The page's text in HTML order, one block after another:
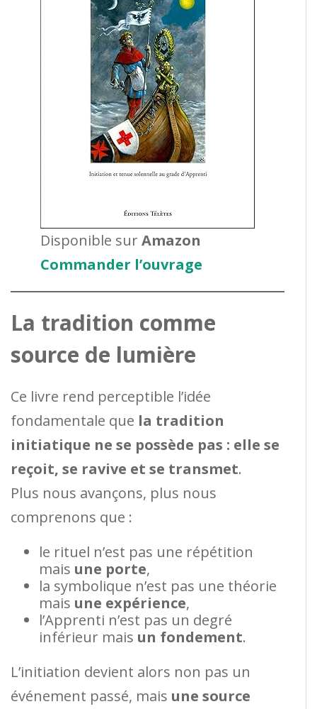
Disponible sur Amazon
Commander l’ouvrage
La tradition comme
source de lumière
Ce livre rend perceptible l’idée
fondamentale que la tradition
initiatique ne se possède pas : elle se
reçoit, se ravive et se transmet.
Plus nous avançons, plus nous
comprenons que :
le rituel n’est pas une répétition
mais une porte,
la symbolique n’est pas une théorie
mais une expérience,
l’Apprenti n’est pas un degré
inférieur mais un fondement.
L’initiation devient alors non pas un
événement passé, mais une source